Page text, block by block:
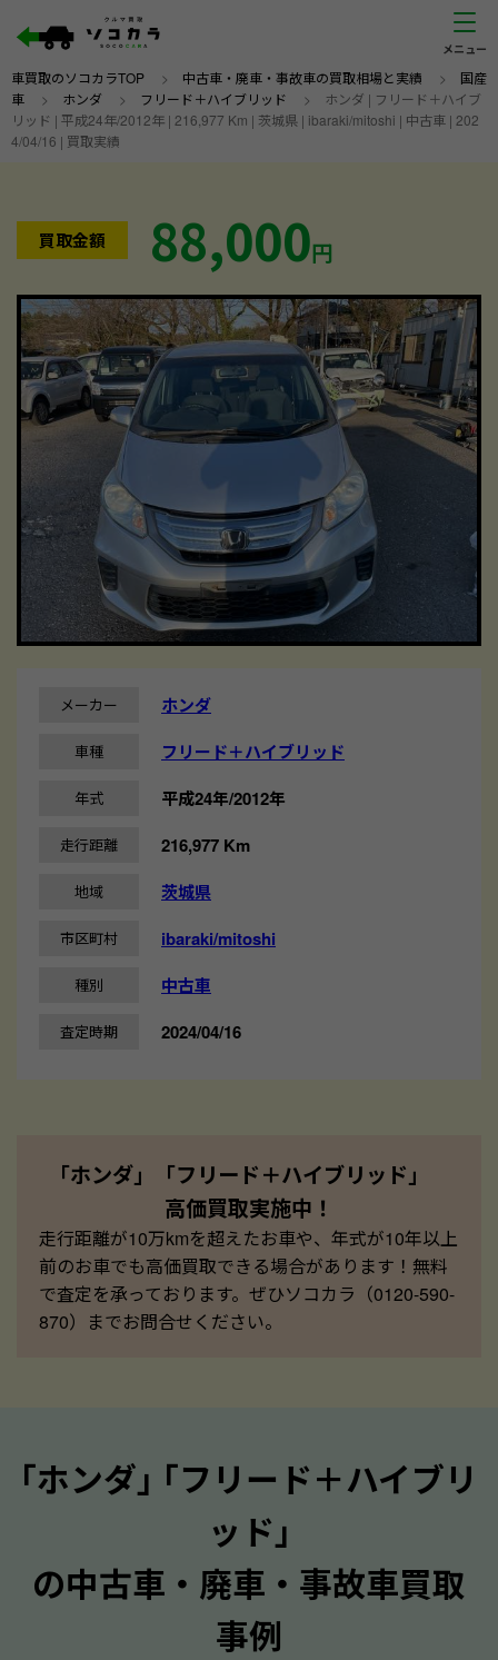
車買取のソコカラTOP > 中古車・廃車・事故車の買取相場と実績 > 国産
車 > ホンダ > フリード＋ハイブリッド >
ホンダ | フリード＋ハイブ
リッド | 平成24年/2012年 | 216,977 Km | 茨城県 | ibaraki/mitoshi | 中古車 | 202
4/04/16 | 買取実績
買取金額 88,000円
メーカー ホンダ
車種 フリード＋ハイブリッド
年式 平成24年/2012年
走行距離 216,977 Km
地域 茨城県
市区町村 ibaraki/mitoshi
種別 中古車
査定時期 2024/04/16
「ホンダ」「フリード＋ハイブリッド」
高価買取実施中！
走行距離が10万kmを超えたお車や、年式が10年以上
前のお車でも高価買取できる場合があります！無料
で査定を承っております。ぜひソコカラ（0120-590-
870）までお問合せください。
｢ホンダ｣ ｢フリード＋ハイブリ
ッド｣
の中古車・廃車・事故車買取
事例